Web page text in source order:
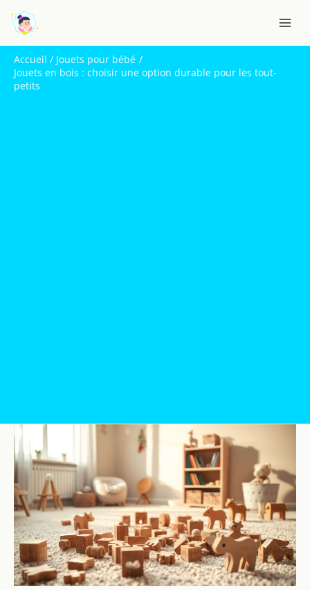
contenu
Accueil
Jouets pour bébé
Jouets en bois : choisir une option durable pour les tout-
petits
e
c
h
e